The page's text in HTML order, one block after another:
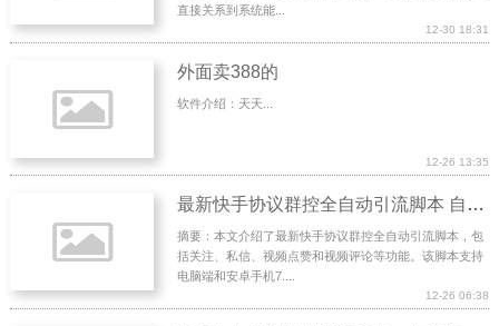
直接关系到系统能...
12-30 18:31
外面卖388的
软件介绍：天天...
12-26 13:35
最新快手协议群控全自动引流脚本 自动私信点赞关注等【永久脚本+使用教程】(最新快手协议群控全自动引流
摘要：本文介绍了最新快手协议群控全自动引流脚本，包
括关注、私信、视频点赞和视频评论等功能。该脚本支持
电脑端和安卓手机7....
12-26 06:38